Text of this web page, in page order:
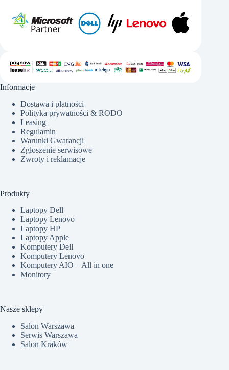
Informacje
Dostawa i płatności
Polityka prywatności & RODO
Leasing
Regulamin
Warunki Gwarancji
Zgłoszenie serwisowe
Zwroty i reklamacje
Produkty
Laptopy Dell
Laptopy Lenovo
Laptopy HP
Laptopy Apple
Komputery Dell
Komputery Lenovo
Komputery AIO – All in one
Monitory
Nasze sklepy
Salon Warszawa
Serwis Warszawa
Salon Kraków